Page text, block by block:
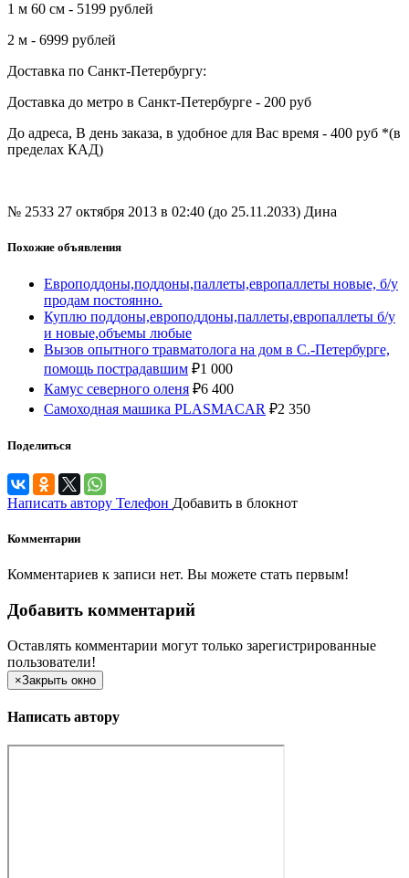
1 м 60 см - 5199 рублей
2 м - 6999 рублей
Доставка по Санкт-Петербургу:
Доставка до метро в Санкт-Петербурге - 200 руб
До адреса, В день заказа, в удобное для Вас время - 400 руб *(в
пределах КАД)
№ 2533 27 октября 2013 в 02:40 (до 25.11.2033) Дина
Похожие объявления
Европоддоны,поддоны,паллеты,европаллеты новые, б/у
продам постоянно.
Куплю поддоны,европоддоны,паллеты,европаллеты б/у
и новые,объемы любые
Вызов опытного травматолога на дом в С.-Петербурге,
помощь пострадавшим ₽1 000
Камус северного оленя ₽6 400
Самоходная машика PLASMACAR ₽2 350
Поделиться
Написать автору Телефон Добавить в блокнот
Комментарии
Комментариев к записи нет. Вы можете стать первым!
Добавить комментарий
Оставлять комментарии могут только зарегистрированные
пользователи!
×Закрыть окно
Написать автору